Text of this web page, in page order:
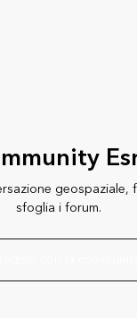
geospaziale,
sfoglia i forum.
con la